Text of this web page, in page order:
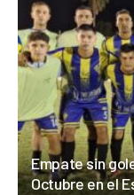
Empate sin
Octubre en el